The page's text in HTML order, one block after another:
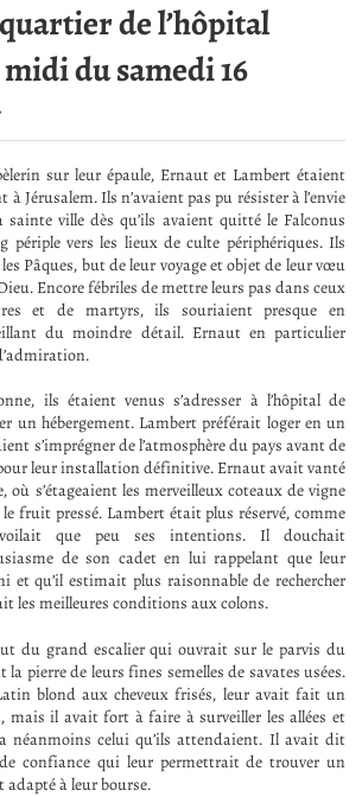
de l’hôpital
du samedi 16
sur leur épaule, Ernaut et Lambert étaient
Jérusalem. Ils n’avaient pas pu résister à l’envie
ville dès qu’ils avaient quitté le Falconus
périple vers les lieux de culte périphériques. Ils
Pâques, but de leur voyage et objet de leur vœu
Encore fébriles de mettre leurs pas dans ceux
et de martyrs, ils souriaient presque en
du moindre détail. Ernaut en particulier
ils étaient venus s’adresser à l’hôpital de
un hébergement. Lambert préférait loger en un
s’imprégner de l’atmosphère du pays avant de
leur installation définitive. Ernaut avait vanté
où s’étageaient les merveilleux coteaux de vigne
fruit pressé. Lambert était plus réservé, comme
que peu ses intentions. Il douchait
de son cadet en lui rappelant que leur
et qu’il estimait plus raisonnable de rechercher
les meilleures conditions aux colons.
du grand escalier qui ouvrait sur le parvis du
pierre de leurs fines semelles de savates usées.
blond aux cheveux frisés, leur avait fait un
mais il avait fort à faire à surveiller les allées et
néanmoins celui qu’ils attendaient. Il avait dit
confiance qui leur permettrait de trouver un
à leur bourse.